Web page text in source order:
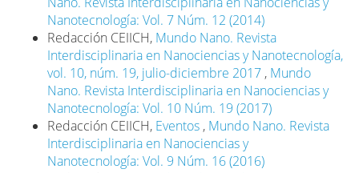
Nanotecnología: Vol. 7 Núm. 12 (2014)
Redacción CEIICH, Mundo Nano. Revista
Interdisciplinaria en Nanociencias y Nanotecnología,
vol. 10, núm. 19, julio-diciembre 2017 , Mundo
Nano. Revista Interdisciplinaria en Nanociencias y
Nanotecnología: Vol. 10 Núm. 19 (2017)
Redacción CEIICH, Eventos , Mundo Nano. Revista
Interdisciplinaria en Nanociencias y
Nanotecnología: Vol. 9 Núm. 16 (2016)